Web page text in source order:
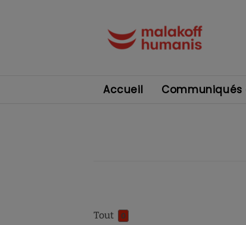
Accueil Communiqués
Tout 0